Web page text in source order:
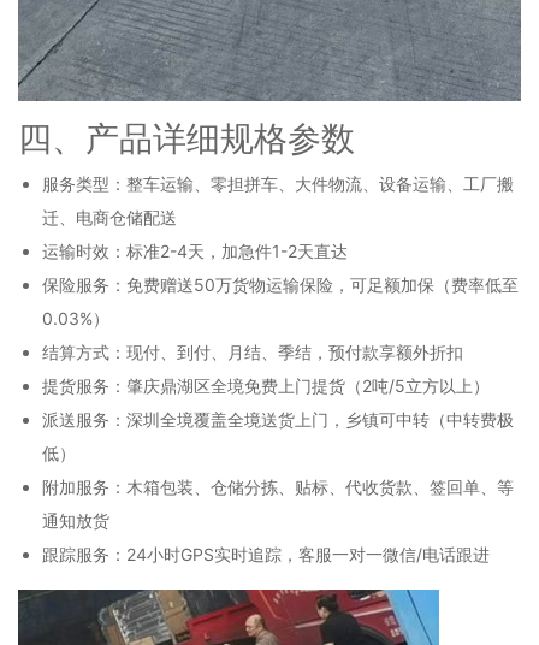
四、产品详细规格参数
服务类型：整车运输、零担拼车、大件物流、设备运输、工厂搬
迁、电商仓储配送
运输时效：标准2-4天，加急件1-2天直达
保险服务：免费赠送50万货物运输保险，可足额加保（费率低至
0.03%）
结算方式：现付、到付、月结、季结，预付款享额外折扣
提货服务：肇庆鼎湖区全境免费上门提货（2吨/5立方以上）
派送服务：深圳全境覆盖全境送货上门，乡镇可中转（中转费极
低）
附加服务：木箱包装、仓储分拣、贴标、代收货款、签回单、等
通知放货
跟踪服务：24小时GPS实时追踪，客服一对一微信/电话跟进